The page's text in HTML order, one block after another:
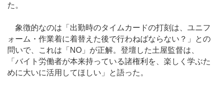
た。
象徴的なのは「出勤時のタイムカードの打刻は、ユニフ
ォーム・作業着に着替えた後で行わねばならない？」との
問いで、これは「NO」が正解。登壇した土屋監督は、
「バイト労働者が本来持っている諸権利を、楽しく学ぶた
めに大いに活用してほしい」と語った。